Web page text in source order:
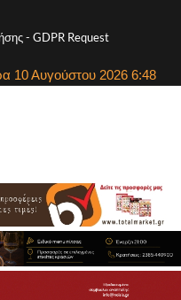
- GDPR Request
10 Αυγούστου 2026 6:48